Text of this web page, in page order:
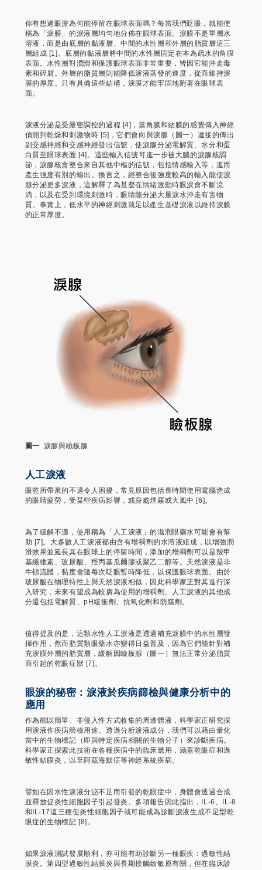
你有想過眼淚為何能停留在眼球表面嗎？每當我們眨眼，就能使
稱為「淚膜」的淚液層均勻地分佈在眼球表面。淚膜不是單層水
溶液，而是由底層的黏液層、中間的水性層和外層的脂質層這三
層組成 [1]。底層的黏液層將中間的水性層固定在本為疏水的角膜
表面。水性層對潤滑和保護眼球表面非常重要，皆因它能沖走毒
素和碎屑。外層的脂質層則能降低淚液蒸發的速度，從而維持淚
膜的厚度。只有具備這些結構，淚膜才能牢固地附著在眼球表
面。
淚液分泌是受嚴密調控的過程 [4]，當角膜和結膜的感覺傳入神經
偵測到乾燥和刺激物時 [5]，它們會向與淚腺（圖一）連接的傳出
副交感神經和交感神經發出信號，使淚腺分泌電解質、水分和蛋
白質至眼球表面 [4]。這些輸入信號可進一步被大腦的淚腺核調
節，淚腺核會整合來自其他中樞的信號，包括情感輸入等，進而
產生強度有別的輸出。換言之，經整合後強度較高的輸入能使淚
腺分泌更多淚液，這解釋了為甚麼在情緒激動時眼淚會不斷流
淌，以及在受到環境刺激時，眼睛能分泌大量淚水沖走有害物
質。事實上，低水平的神經刺激就足以產生基礎淚液以維持淚膜
的正常厚度。
圖一 淚腺與瞼板腺
人工淚液
眼乾所帶來的不適令人困擾，常見原因包括長時間使用電腦造成
的眼睛疲勞，受某些疾病影響，或身處煙霧或大風中 [6]。
為了緩解不適，使用稱為「人工淚液」的滋潤眼藥水可能會有幫
助 [7]。大多數人工淚液都由含有增稠劑的水溶液組成，以增強潤
滑效果並延長其在眼球上的停留時間，添加的增稠劑可以是羧甲
基纖維素、玻尿酸、羥丙基瓜爾膠或聚乙二醇等。天然淚液是非
牛頓流體，黏度會隨每次眨眼暫時降低，以保護眼球表面。由於
玻尿酸在物理特性上與天然淚液相似，因此科學家正對其進行深
入研究，未來有望成為較廣為使用的增稠劑。人工淚液的其他成
分還包括電解質、pH緩衝劑、抗氧化劑和防腐劑。
值得提及的是，這類水性人工淚液是透過補充淚膜中的水性層發
揮作用，然而脂質類眼藥水亦變得日益普及，因為它們能針對補
充淚膜外層的脂質層，緩解因瞼板腺（圖一）無法正常分泌脂質
而引起的乾眼症狀 [7]。
眼淚的秘密：淚液於疾病篩檢與健康分析中的
應用
作為能以簡單、非侵入性方式收集的周邊體液，科學家正研究採
用淚液作疾病篩檢用途。透過分析淚液成分，我們可以藉由量化
當中的生物標記（即與特定疾病相關的生物分子）來診斷疾病。
科學家正探索此技術在各種疾病中的臨床應用，涵蓋乾眼症和過
敏性結膜炎，以至阿茲海默症等神經系統疾病。
譬如在因水性淚液分泌不足而引發的乾眼症中，身體會透過合成
並釋放促炎性細胞因子引起發炎。多項報告因此指出，IL-6、IL-8
和IL-17這三種促炎性細胞因子就可能成為診斷淚液生成不足型乾
眼症的生物標記 [8]。
如果淚液測試發展順利，亦可能有助診斷另一種眼疾：過敏性結
膜炎。第四型過敏性結膜炎與長期接觸致敏原有關，但在臨床診